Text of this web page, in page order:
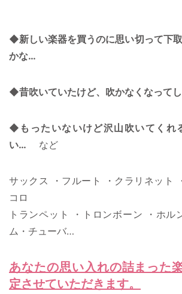
◆新しい楽器を買うのに思い切って下
かな…
◆昔吹いていたけど、吹かなくなって
◆もったいないけど沢山吹いてくれ
い… など
サックス ・フルート ・クラリネット
コロ
トランペット ・トロンボーン ・ホル
ム・チューバ…
あなたの思い入れの詰まった
定させていただきます。